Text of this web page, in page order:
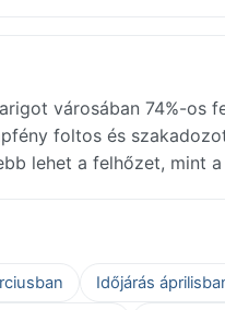
városában 74%-os
foltos és
lehet a felhőzet, mint
Időjárás